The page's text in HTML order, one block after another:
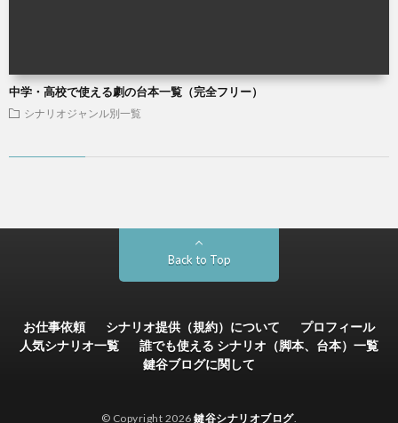
中学・高校で使える劇の台本一覧（完全フリー）
シナリオジャンル別一覧
Back to Top
お仕事依頼 シナリオ提供（規約）について
プロフィール
人気シナリオ一覧
誰でも使える シナリオ（脚本、台本）一覧
鍵谷ブログに関して
© Copyright 2026鍵谷シナリオブログ.